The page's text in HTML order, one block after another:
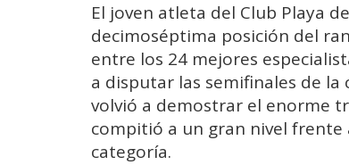
El joven atleta del Club Playa
decimoséptima posición del
entre los 24 mejores
a disputar las semifinales de
volvió a demostrar el enorme
compitió a un gran nivel frente
categoría.